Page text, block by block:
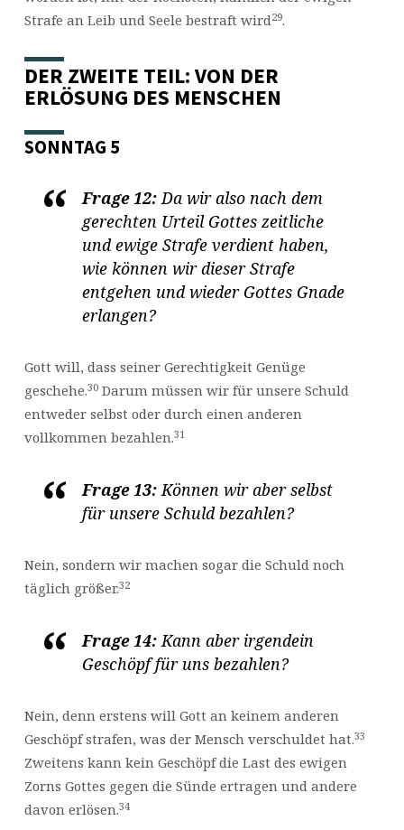
Strafe an Leib und Seele bestraft wird29.
DER ZWEITE TEIL: VON DER
ERLÖSUNG DES MENSCHEN
SONNTAG 5
Frage 12:Da wir also nach dem
gerechten Urteil Gottes zeitliche
und ewige Strafe verdient haben,
wie können wir dieser Strafe
entgehen und wieder Gottes Gnade
erlangen?
Gott will, dass seiner Gerechtigkeit Genüge
geschehe.30Darum müssen wir für unsere Schuld
entweder selbst oder durch einen anderen
vollkommen bezahlen.31
Frage 13:Können wir aber selbst
für unsere Schuld bezahlen?
Nein, sondern wir machen sogar die Schuld noch
täglich größer.32
Frage 14:Kann aber irgendein
Geschöpf für uns bezahlen?
Nein, denn erstens will Gott an keinem anderen
Geschöpf strafen, was der Mensch verschuldet hat.33
Zweitens kann kein Geschöpf die Last des ewigen
Zorns Gottes gegen die Sünde ertragen und andere
davon erlösen.34